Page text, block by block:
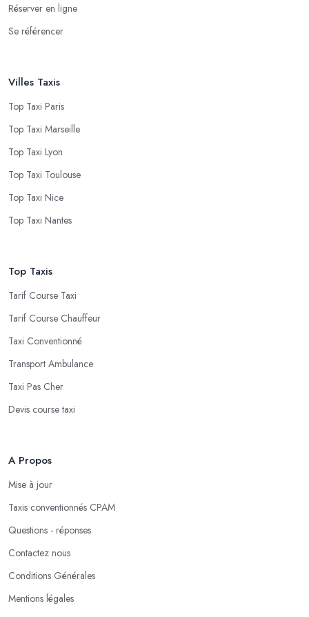
Réserver en ligne
Se référencer
Villes Taxis
Top Taxi Paris
Top Taxi Marseille
Top Taxi Lyon
Top Taxi Toulouse
Top Taxi Nice
Top Taxi Nantes
Top Taxis
Tarif Course Taxi
Tarif Course Chauffeur
Taxi Conventionné
Transport Ambulance
Taxi Pas Cher
Devis course taxi
A Propos
Mise à jour
Taxis conventionnés CPAM
Questions - réponses
Contactez nous
Conditions Générales
Mentions légales